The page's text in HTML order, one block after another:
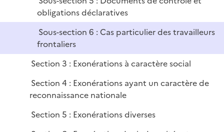
obligations déclaratives
Sous-section 6 : Cas particulier des travailleurs
frontaliers
Section 3 : Exonérations à caractère social
Section 4 : Exonérations ayant un caractère de
reconnaissance nationale
Section 5 : Exonérations diverses